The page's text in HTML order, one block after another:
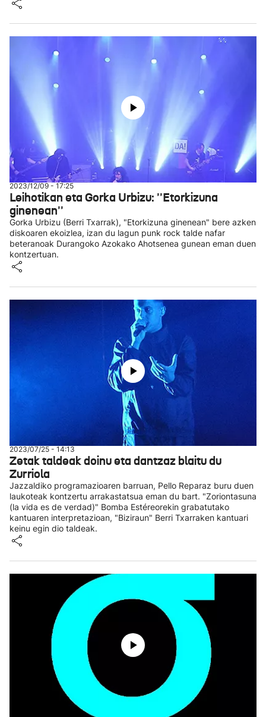
2023/12/09 - 17:25
Leihotikan eta Gorka Urbizu: ''Etorkizuna
ginenean''
Gorka Urbizu (Berri Txarrak), "Etorkizuna ginenean" bere azken
diskoaren ekoizlea, izan du lagun punk rock talde nafar
beteranoak Durangoko Azokako Ahotsenea gunean eman duen
kontzertuan.
2023/07/25 - 14:13
Zetak taldeak doinu eta dantzaz blaitu du
Zurriola
Jazzaldiko programazioaren barruan, Pello Reparaz buru duen
laukoteak kontzertu arrakastatsua eman du bart. "Zoriontasuna
(la vida es de verdad)" Bomba Estéreorekin grabatutako
kantuaren interpretazioan, "Biziraun" Berri Txarraken kantuari
keinu egin dio taldeak.